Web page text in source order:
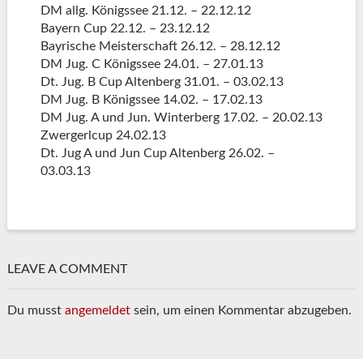
DM allg. Königssee 21.12. – 22.12.12
Bayern Cup 22.12. – 23.12.12
Bayrische Meisterschaft 26.12. – 28.12.12
DM Jug. C Königssee 24.01. – 27.01.13
Dt. Jug. B Cup Altenberg 31.01. – 03.02.13
DM Jug. B Königssee 14.02. – 17.02.13
DM Jug. A und Jun. Winterberg 17.02. – 20.02.13
Zwergerlcup 24.02.13
Dt. Jug A und Jun Cup Altenberg 26.02. –
03.03.13
LEAVE A COMMENT
Du musst angemeldetsein, um einen Kommentar abzugeben.